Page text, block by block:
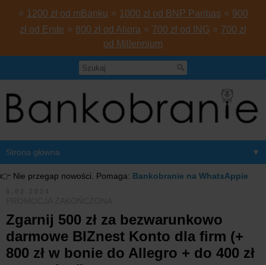
⭐ 1200 zł od mBanku ⭐ 1000 zł od BNP Paribas ⭐ 900
zł od Erste ⭐ 800 zł od Aliora ⭐ 700 zł od ING ⭐ 700 zł
od Millennium
▼
👉 Nie przegap nowości. Pomaga: Bankobranie na WhatsAppie
Zgarnij 500 zł za bezwarunkowo
darmowe BIZnest Konto dla firm (+
800 zł w bonie do Allegro + do 400 zł